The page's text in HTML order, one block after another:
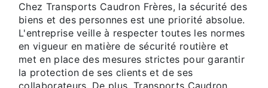
Chez Transports Caudron Frères, la sécurité des
biens et des personnes est une priorité absolue.
L'entreprise veille à respecter toutes les normes
en vigueur en matière de sécurité routière et
met en place des mesures strictes pour garantir
la protection de ses clients et de ses